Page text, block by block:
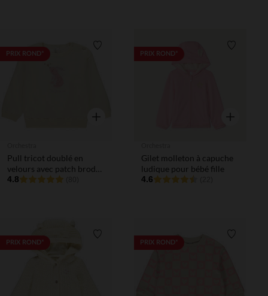
PRIX ROND* Liste de souhaits
Aperçu rapide
Pull tricot doublé en
velours avec patch brodé
fantaisie pour bébé fille
4.8
PRIX ROND*
Aperçu
Gilet molleton à capuche
ludique pour bébé fille
4.6
PRIX ROND* Liste de souhaits
PRIX ROND*